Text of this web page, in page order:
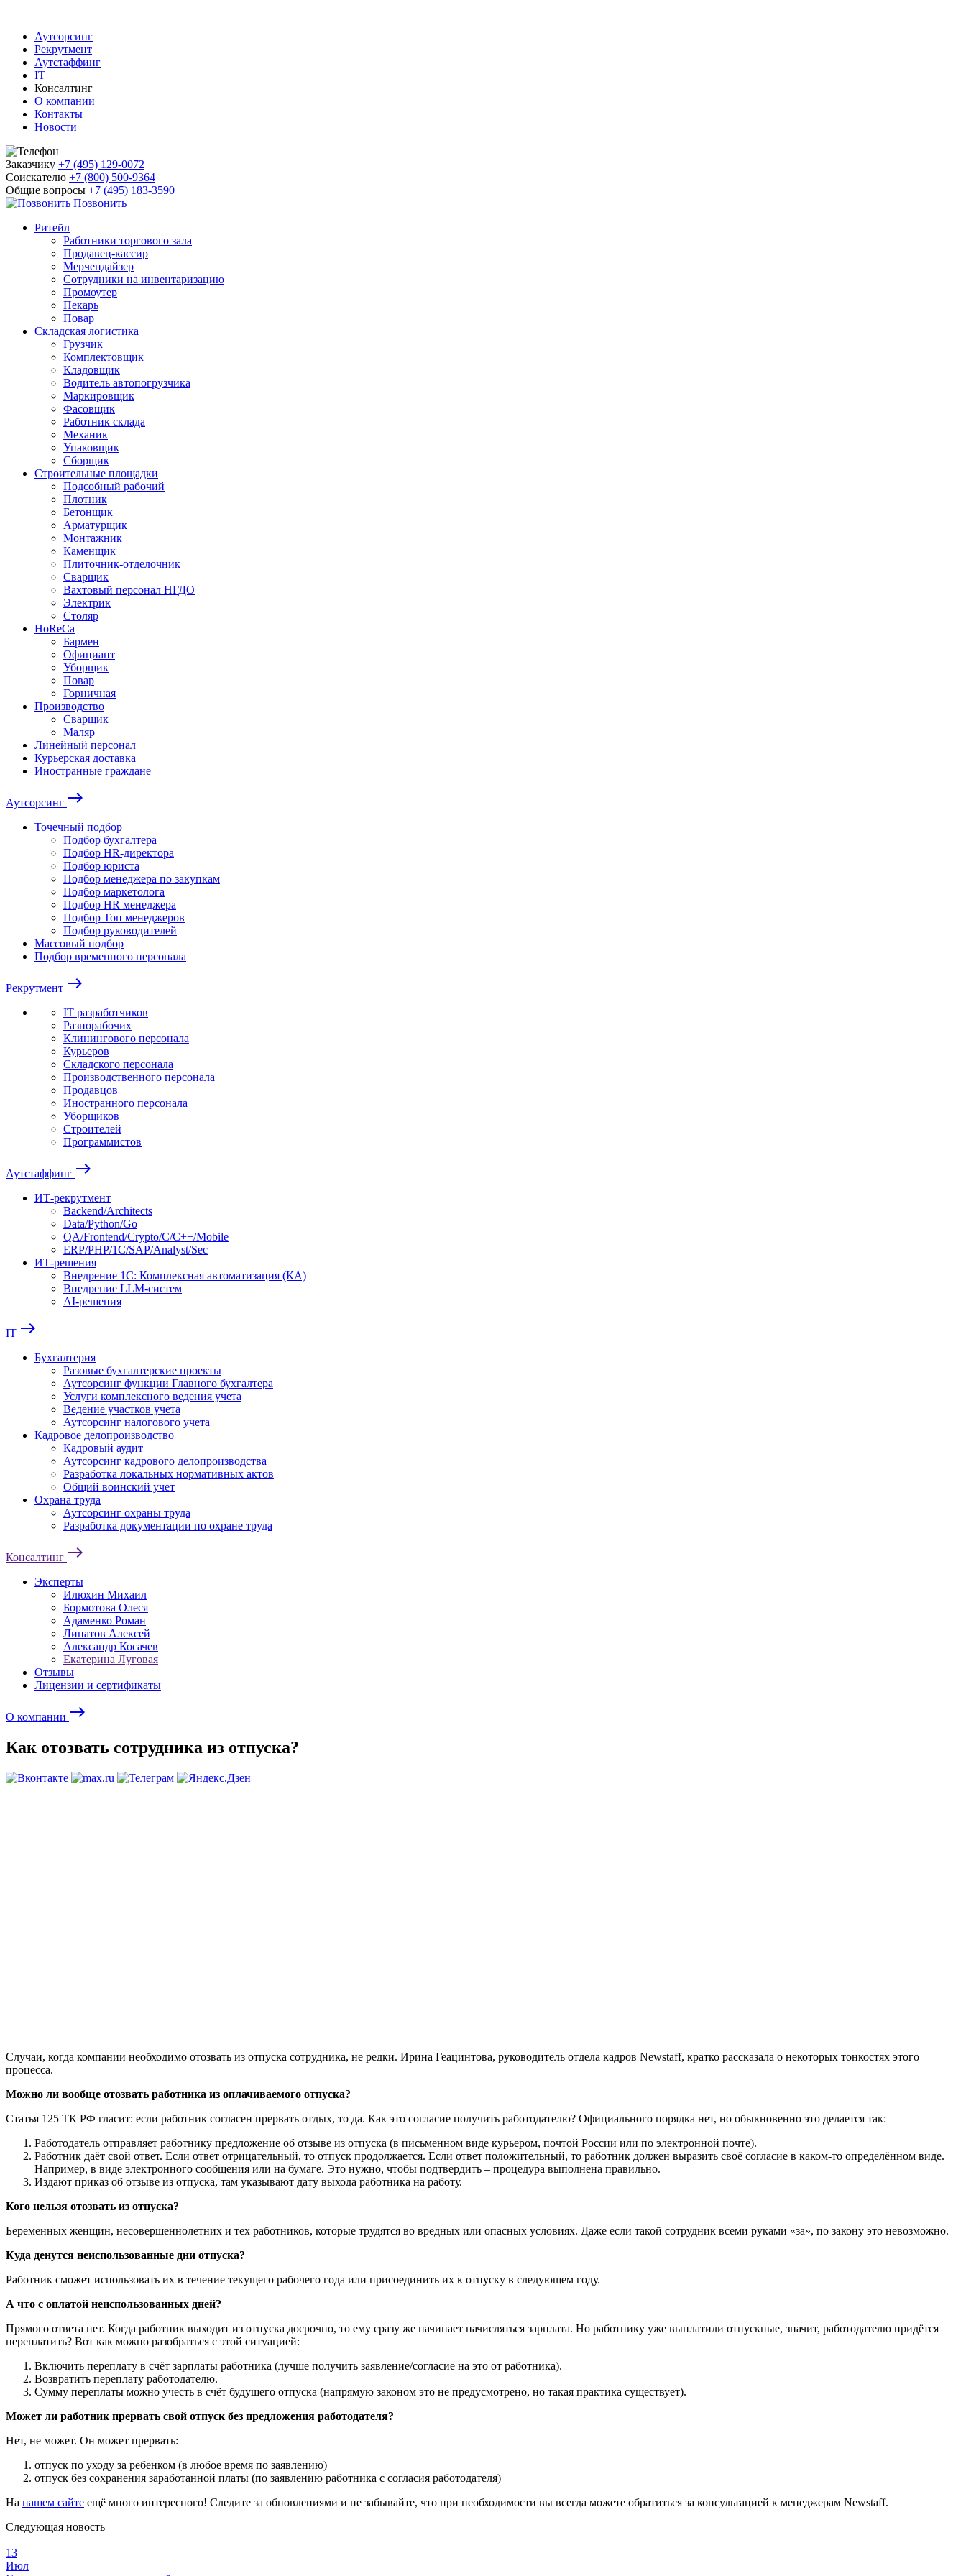
Аутсорсинг
Рекрутмент
Аутстаффинг
IT
Консалтинг
О компании
Контакты
Новости
Заказчику +7 (495) 129-0072
Соискателю +7 (800) 500-9364
Общие вопросы +7 (495) 183-3590
Позвонить
Ритейл
Работники торгового зала
Продавец-кассир
Мерчендайзер
Сотрудники на инвентаризацию
Промоутер
Пекарь
Повар
Складская логистика
Грузчик
Комплектовщик
Кладовщик
Водитель автопогрузчика
Маркировщик
Фасовщик
Работник склада
Механик
Упаковщик
Сборщик
Строительные площадки
Подсобный рабочий
Плотник
Бетонщик
Арматурщик
Монтажник
Каменщик
Плиточник-отделочник
Сварщик
Вахтовый персонал НГДО
Электрик
Столяр
HoReCa
Бармен
Официант
Уборщик
Повар
Горничная
Производство
Сварщик
Маляр
Линейный персонал
Курьерская доставка
Иностранные граждане
Аутсорсинг east
Точечный подбор
Подбор бухгалтера
Подбор HR-директора
Подбор юриста
Подбор менеджера по закупкам
Подбор маркетолога
Подбор HR менеджера
Подбор Топ менеджеров
Подбор руководителей
Массовый подбор
Подбор временного персонала
Рекрутмент east
IT разработчиков
Разнорабочих
Клинингового персонала
Курьеров
Складского персонала
Производственного персонала
Продавцов
Иностранного персонала
Уборщиков
Строителей
Программистов
Аутстаффинг east
ИТ-рекрутмент
Backend/Architects
Data/Python/Go
QA/Frontend/Crypto/C/C++/Mobile
ERP/PHP/1C/SAP/Analyst/Sec
ИТ-решения
Внедрение 1С: Комплексная автоматизация (КА)
Внедрение LLM-систем
AI-решения
IT east
Бухгалтерия
Разовые бухгалтерские проекты
Аутсорсинг функции Главного бухгалтера
Услуги комплексного ведения учета
Ведение участков учета
Аутсорсинг налогового учета
Кадровое делопроизводство
Кадровый аудит
Аутсорсинг кадрового делопроизводства
Разработка локальных нормативных актов
Общий воинский учет
Охрана труда
Аутсорсинг охраны труда
Разработка документации по охране труда
Консалтинг east
Эксперты
Илюхин Михаил
Бормотова Олеся
Адаменко Роман
Липатов Алексей
Александр Косачев
Екатерина Луговая
Отзывы
Лицензии и сертификаты
О компании east
Как отозвать сотрудника из отпуска?
Случаи, когда компании необходимо отозвать из отпуска сотрудника, не редки. Ирина Геацинтова, руководитель отдела кадров Newstaff, кратко рассказала о некоторых тонкостях этого
процесса.
Можно ли вообще отозвать работника из оплачиваемого отпуска?
Статья 125 ТК РФ гласит: если работник согласен прервать отдых, то да. Как это согласие получить работодателю? Официального порядка нет, но обыкновенно это делается так:
Работодатель отправляет работнику предложение об отзыве из отпуска (в письменном виде курьером, почтой России или по электронной почте).
Работник даёт свой ответ. Если ответ отрицательный, то отпуск продолжается. Если ответ положительный, то работник должен выразить своё согласие в каком-то определённом виде.
Например, в виде электронного сообщения или на бумаге. Это нужно, чтобы подтвердить – процедура выполнена правильно.
Издают приказ об отзыве из отпуска, там указывают дату выхода работника на работу.
Кого нельзя отозвать из отпуска?
Беременных женщин, несовершеннолетних и тех работников, которые трудятся во вредных или опасных условиях. Даже если такой сотрудник всеми руками «за», по закону это невозможно.
Куда денутся неиспользованные дни отпуска?
Работник сможет использовать их в течение текущего рабочего года или присоединить их к отпуску в следующем году.
А что с оплатой неиспользованных дней?
Прямого ответа нет. Когда работник выходит из отпуска досрочно, то ему сразу же начинает начисляться зарплата. Но работнику уже выплатили отпускные, значит, работодателю придётся
переплатить? Вот как можно разобраться с этой ситуацией:
Включить переплату в счёт зарплаты работника (лучше получить заявление/согласие на это от работника).
Возвратить переплату работодателю.
Сумму переплаты можно учесть в счёт будущего отпуска (напрямую законом это не предусмотрено, но такая практика существует).
Может ли работник прервать свой отпуск без предложения работодателя?
Нет, не может. Он может прервать:
отпуск по уходу за ребенком (в любое время по заявлению)
отпуск без сохранения заработанной платы (по заявлению работника с согласия работодателя)
На нашем сайте ещё много интересного! Следите за обновлениями и не забывайте, что при необходимости вы всегда можете обратиться за консультацией к менеджерам Newstaff.
Следующая новость
13
Июл